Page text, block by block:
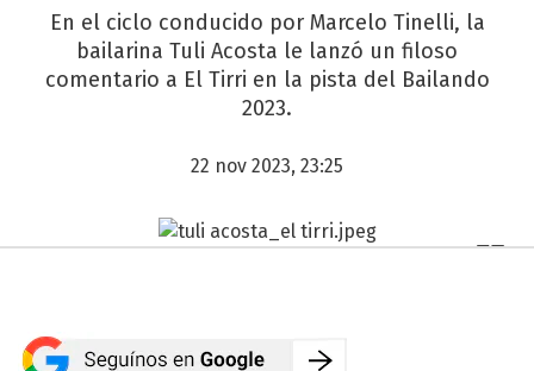
En el ciclo conducido por Marcelo Tinelli, la
bailarina Tuli Acosta le lanzó un filoso
comentario a El Tirri en la pista del Bailando
2023.
22 nov 2023, 23:25